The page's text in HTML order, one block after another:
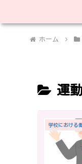
ホーム
運
学校における